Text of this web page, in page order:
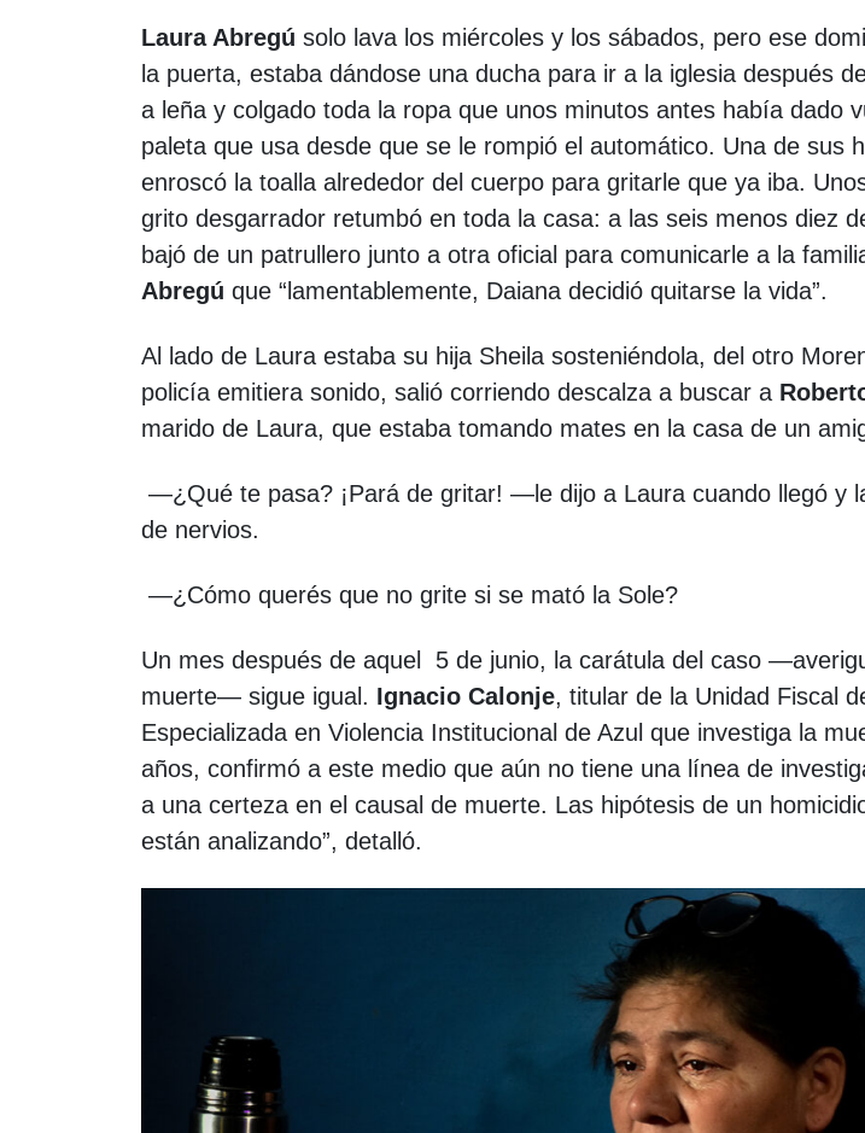
Laura Abregú solo lava los miércoles y los sábados, pero ese
la puerta, estaba dándose una ducha para ir a la iglesia después
a leña y colgado toda la ropa que unos minutos antes había dado
paleta que usa desde que se le rompió el automático. Una de sus
enroscó la toalla alrededor del cuerpo para gritarle que ya iba.
grito desgarrador retumbó en toda la casa: a las seis menos diez
bajó de un patrullero junto a otra oficial para comunicarle a la
Abregú que “lamentablemente, Daiana decidió quitarse la vida”.
Al lado de Laura estaba su hija Sheila sosteniéndola, del otro
policía emitiera sonido, salió corriendo descalza a buscar a
marido de Laura, que estaba tomando mates en la casa de un
—¿Qué te pasa? ¡Pará de gritar! —le dijo a Laura cuando llegó y
de nervios.
—¿Cómo querés que no grite si se mató la Sole?
Un mes después de aquel 5 de junio, la carátula del caso
muerte— sigue igual. Ignacio Calonje, titular de la Unidad Fiscal
Especializada en Violencia Institucional de Azul que investiga la
años, confirmó a este medio que aún no tiene una línea de
a una certeza en el causal de muerte. Las hipótesis de un
están analizando”, detalló.